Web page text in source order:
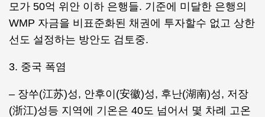
모가 50억 위안 이하 은행들. 기준에 미달한 은행의
WMP 자금을 비표준화된 채권에 투자할수 없고 상한
선도 설정하는 방안도 검토중.
3. 중국 폭염
– 장쑤(江苏)성, 안후이(安徽)성, 후난(湖南)성, 저장
(浙江)성등 지역에 기온은 40도 넘어서 몇 차례 고온